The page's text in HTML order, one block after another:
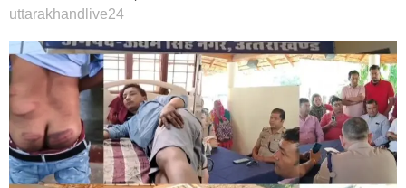
uttarakhandlive24